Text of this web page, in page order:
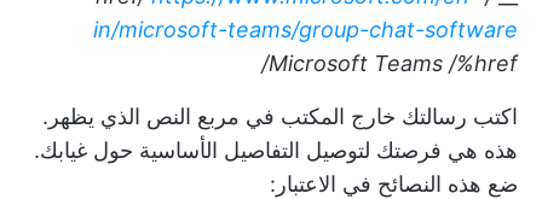
in/microsoft-teams/group-chat-software
Microsoft Teams /%href/
اكتب رسالتك خارج المكتب في مربع النص الذي يظهر.
هذه هي فرصتك لتوصيل التفاصيل الأساسية حول غيابك.
ضع هذه النصائح في الاعتبار: